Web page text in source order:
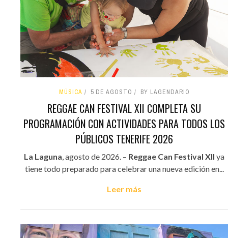
MÚSICA 5 DE AGOSTO BY LAGENDARIO
REGGAE CAN FESTIVAL XII COMPLETA SU
PROGRAMACIÓN CON ACTIVIDADES PARA TODOS LOS
PÚBLICOS TENERIFE 2026
La Laguna , agosto de 2026. – Reggae Can Festival XII ya
tiene todo preparado para celebrar una nueva edición en...
Leer más